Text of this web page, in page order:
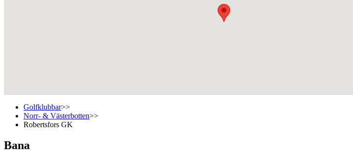
Golfklubbar>>
Norr- & Västerbotten>>
Robertsfors GK
Bana